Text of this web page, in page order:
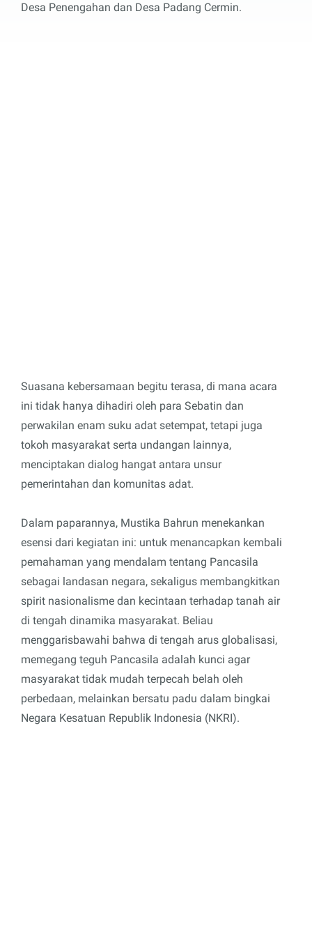
Desa Penengahan dan Desa Padang Cermin.
Suasana kebersamaan begitu terasa, di mana acara
ini tidak hanya dihadiri oleh para Sebatin dan
perwakilan enam suku adat setempat, tetapi juga
tokoh masyarakat serta undangan lainnya,
menciptakan dialog hangat antara unsur
pemerintahan dan komunitas adat.
Dalam paparannya, Mustika Bahrun menekankan
esensi dari kegiatan ini: untuk menancapkan kembali
pemahaman yang mendalam tentang Pancasila
sebagai landasan negara, sekaligus membangkitkan
spirit nasionalisme dan kecintaan terhadap tanah air
di tengah dinamika masyarakat. Beliau
menggarisbawahi bahwa di tengah arus globalisasi,
memegang teguh Pancasila adalah kunci agar
masyarakat tidak mudah terpecah belah oleh
perbedaan, melainkan bersatu padu dalam bingkai
Negara Kesatuan Republik Indonesia (NKRI).